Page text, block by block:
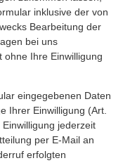
inklusive der von
Bearbeitung der
bei uns
ohne Ihre Einwilligung
eingegebenen Daten
Ihrer Einwilligung (Art.
jederzeit
per E-Mail an
erfolgten